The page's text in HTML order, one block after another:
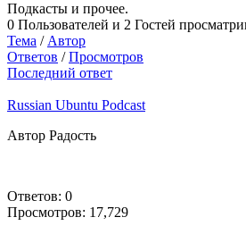
Подкасты и прочее.
0 Пользователей и 2 Гостей
Тема / Автор
Ответов /Просмотров
Последний ответ
Russian Ubuntu Podcast
Автор Радость
Ответов: 0
Просмотров: 17,729